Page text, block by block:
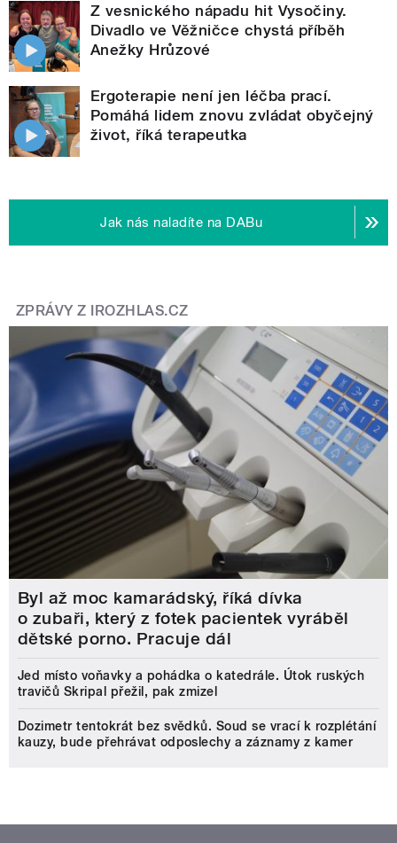
Z vesnického nápadu hit Vysočiny.
Divadlo ve Věžničce chystá příběh
Anežky Hrůzové
Ergoterapie není jen léčba prací.
Pomáhá lidem znovu zvládat obyčejný
život, říká terapeutka
Jak nás naladíte na DABu
ZPRÁVY Z IROZHLAS.CZ
Byl až moc kamarádský, říká dívka
o zubaři, který z fotek pacientek vyráběl
dětské porno. Pracuje dál
Jed místo voňavky a pohádka o katedrále. Útok ruských
travičů Skripal přežil, pak zmizel
Dozimetr tentokrát bez svědků. Soud se vrací k rozplétání
kauzy, bude přehrávat odposlechy a záznamy z kamer